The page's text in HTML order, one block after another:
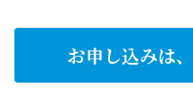
お申し込みは